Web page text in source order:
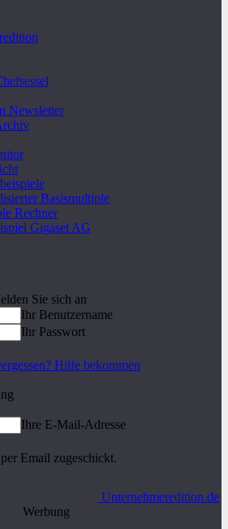
Newsletter
Basismultiple
Rechner
Gigaset AG
Sie sich an
Ihr Benutzername
Ihr Passwort
Hilfe bekommen
Ihre E-Mail-Adresse
Email zugeschickt.
Unternehmeredition.de
Werbung